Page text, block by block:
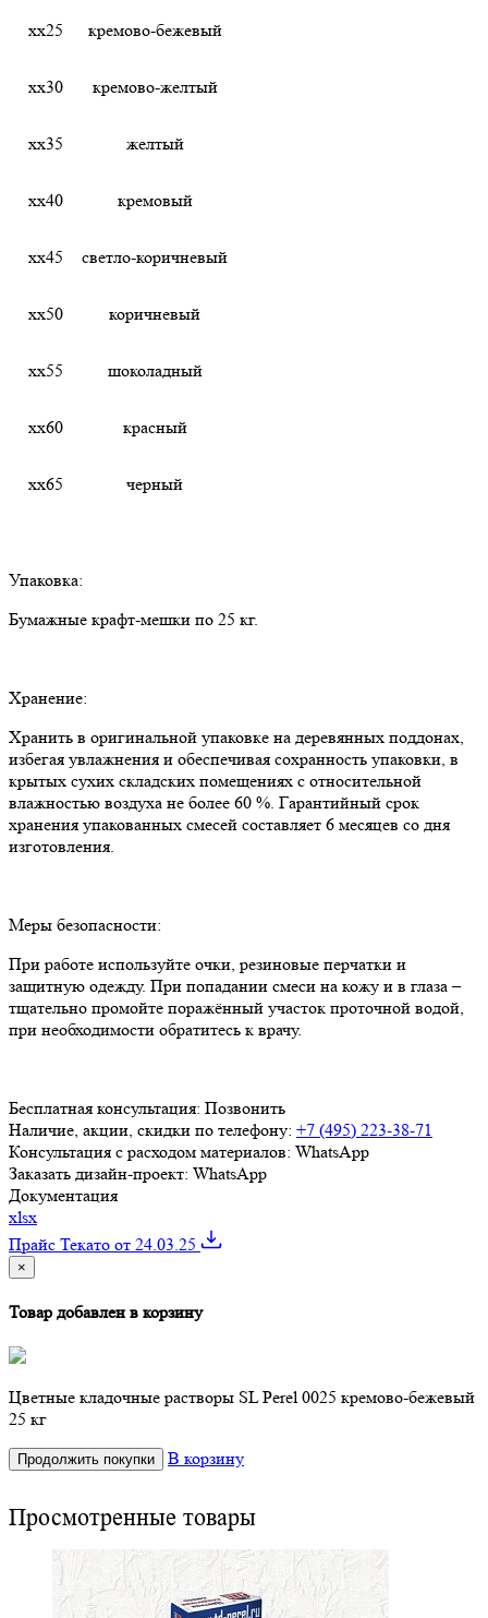
хх25 кремово-бежевый
хх30 кремово-желтый
хх35 желтый
хх40 кремовый
хх45 светло-коричневый
хх50 коричневый
хх55 шоколадный
хх60 красный
хх65 черный
Упаковка:
Бумажные крафт-мешки по 25 кг.
Хранение:
Хранить в оригинальной упаковке на деревянных поддонах,
избегая увлажнения и обеспечивая сохранность упаковки, в
крытых сухих складских помещениях с относительной
влажностью воздуха не более 60 %. Гарантийный срок
хранения упакованных смесей составляет 6 месяцев со дня
изготовления.
Меры безопасности:
При работе используйте очки, резиновые перчатки и
защитную одежду. При попадании смеси на кожу и в глаза –
тщательно промойте поражённый участок проточной водой,
при необходимости обратитесь к врачу.
Бесплатная консультация: Позвонить
Наличие, акции, скидки по телефону: +7 (495) 223-38-71
Консультация с расходом материалов: WhatsApp
Заказать дизайн-проект: WhatsApp
Документация
xlsx
Прайс Текато от 24.03.25
×
Товар добавлен в корзину
Цветные кладочные растворы SL Perel 0025 кремово-бежевый
25 кг
Продолжить покупки В корзину
Просмотренные товары